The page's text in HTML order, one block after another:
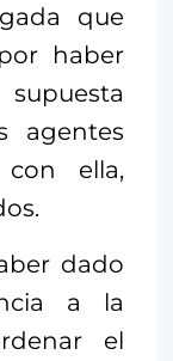
que
haber
agentes
ella,
dado
a la
el